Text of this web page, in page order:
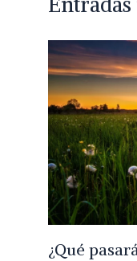
¿Qué